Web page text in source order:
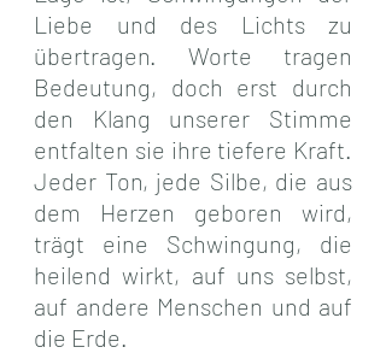
Liebe und des Lichts zu
übertragen. Worte tragen
Bedeutung, doch erst durch
den Klang unserer Stimme
entfalten sie ihre tiefere Kraft.
Jeder Ton, jede Silbe, die aus
dem Herzen geboren wird,
trägt eine Schwingung, die
heilend wirkt, auf uns selbst,
auf andere Menschen und auf
die Erde.